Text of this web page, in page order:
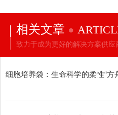
相关文章
致力于成为更好的解决方案供应
细胞培养袋：生命科学的柔性“方